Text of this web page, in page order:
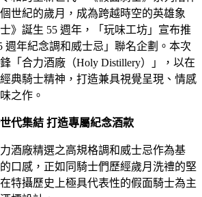
世紀的歲月，成為跨越時空的英雄象
》誕生 55 週年，「玩味工坊」宣布推
週年紀念調和威士忌」聯名企劃。本次
「合力酒廠（Holy Distillery）」，以在
典騎士精神，打造兼具視覺呈現、情感
之作。
代集結 打造專屬紀念酒款
酒廠精選之高規格調和威士忌作為基
口感，正如同騎士們歷經歲月洗禮的堅
特攝歷史上極具代表性的假面騎士為主